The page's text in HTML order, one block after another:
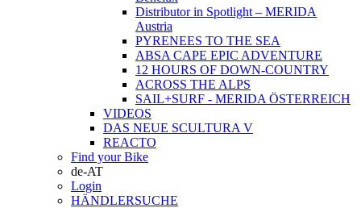
Distributor in Spotlight – MERIDA
Austria
PYRENEES TO THE SEA
ABSA CAPE EPIC ADVENTURE
12 HOURS OF DOWN-COUNTRY
ACROSS THE ALPS
SAIL+SURF - MERIDA ÖSTERREICH
VIDEOS
DAS NEUE SCULTURA V
REACTO
Find your Bike
de-AT
Login
HÄNDLERSUCHE